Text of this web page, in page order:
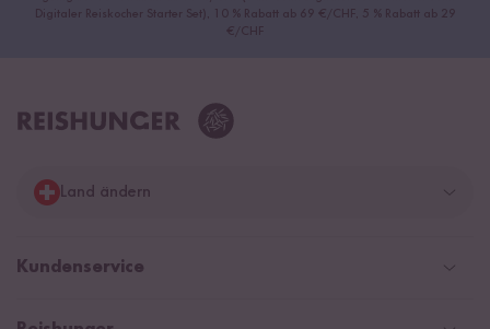
Digitaler Reiskocher Starter Set), 10 % Rabatt ab 69 €/CHF, 5 % Rabatt ab 29
€/CHF
Land ändern
Deutschland
Kundenservice
Help Center & FAQ